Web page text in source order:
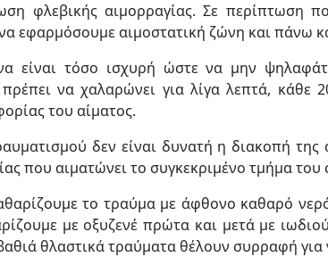
φλεβικής αιμορραγίας. Σε περίπτωση
εφαρμόσουμε αιμοστατική ζώνη και πάνω
είναι τόσο ισχυρή ώστε να μην
να χαλαρώνει για λίγα λεπτά, κάθε
του αίματος.
δεν είναι δυνατή η διακοπή της
που αιματώνει το συγκεκριμένο τμήμα
το τραύμα με άφθονο καθαρό
με οξυζενέ πρώτα και μετά με
θλαστικά τραύματα θέλουν συρραφή